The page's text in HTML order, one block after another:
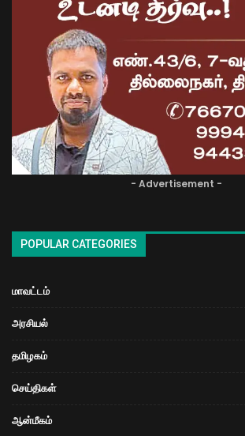
- Advertisement -
POPULAR CATEGORIES
மாவட்டம்
அரசியல்
தமிழகம்
செய்திகள்
ஆன்மீகம்